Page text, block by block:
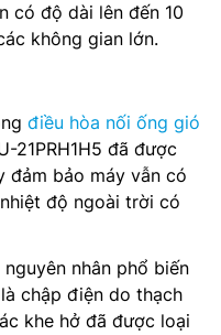
có độ dài lên đến 10
không gian lớn.
điều hòa nối ống gió
21PRH1H5 đã được
đảm bảo máy vẫn có
độ ngoài trời có
nhân phổ biến
chập điện do thạch
khe hở đã được loại